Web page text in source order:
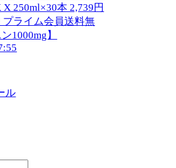
X 250ml×30本 2,739円
プライム会員送料無
1000mg】
ル